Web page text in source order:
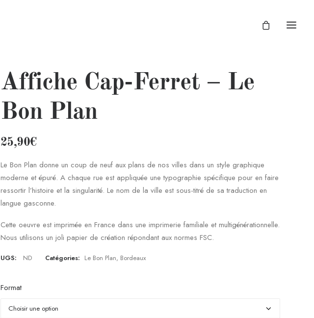
Affiche Cap-Ferret – Le
Bon Plan
25,90€
Le Bon Plan donne un coup de neuf aux plans de nos villes dans un style graphique
moderne et épuré. A chaque rue est appliquée une typographie spécifique pour en faire
ressortir l’histoire et la singularité. Le nom de la ville est sous-titré de sa traduction en
langue gasconne.
Cette oeuvre est imprimée en France dans une imprimerie familiale et multigénérationnelle.
Nous utilisons un joli papier de création répondant aux normes FSC.
UGS: ND Catégories: Le Bon Plan, Bordeaux
Format